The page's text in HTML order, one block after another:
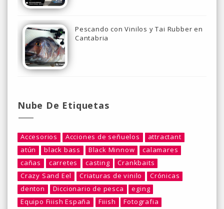
Pescando con Vinilos y Tai Rubber en
Cantabria
Nube De Etiquetas
Accesorios Acciones de señuelos
attractant
atún
black bass Black Minnow
calamares
cañas
carretes casting
Crankbaits
Crazy Sand Eel
Criaturas de vinilo
Crónicas
denton
Diccionario de pesca
eging
Equipo Fiiish España
Fiiish
Fotografia